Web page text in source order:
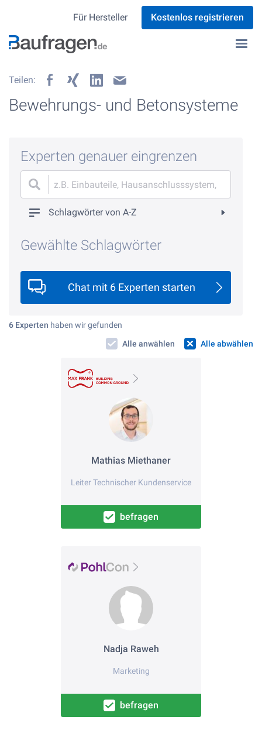
Für Hersteller Kostenlos registrieren
Teilen:
Bewehrungs- und Betonsysteme
Experten genauer eingrenzen
Schlagwörter von A-Z
Gewählte Schlagwörter
Chat mit 6 Experten starten
6 Experten haben wir gefunden
Alle anwählen
Alle abwählen
Mathias Miethaner
Leiter Technischer Kundenservice
befragen
Nadja Raweh
Marketing
befragen